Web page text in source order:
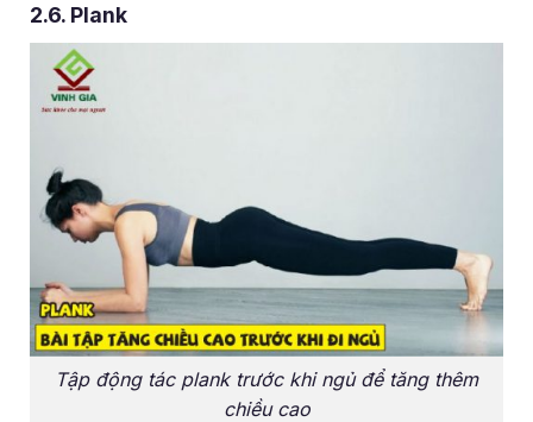
2.6. Plank
Tập động tác plank trước khi ngủ để tăng thêm
chiều cao